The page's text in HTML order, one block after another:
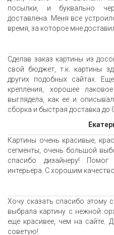
посылки, и буквально
доставлена. Меня все
время, за которое мне
Сделав заказ картины из
свой бюджет, т.к. картины
других подобных сайтах.
крепления, хорошее
выглядела, как ее и
сборка и быстрая доставка до
Картины очень красивые,
сегменты, очень большой
спасибо дизайнеру!
интерьера. С хорошим
Хочу сказать спасибо этому
выбрала картину с нежной
еще красивее, чем на сайте.
советую!